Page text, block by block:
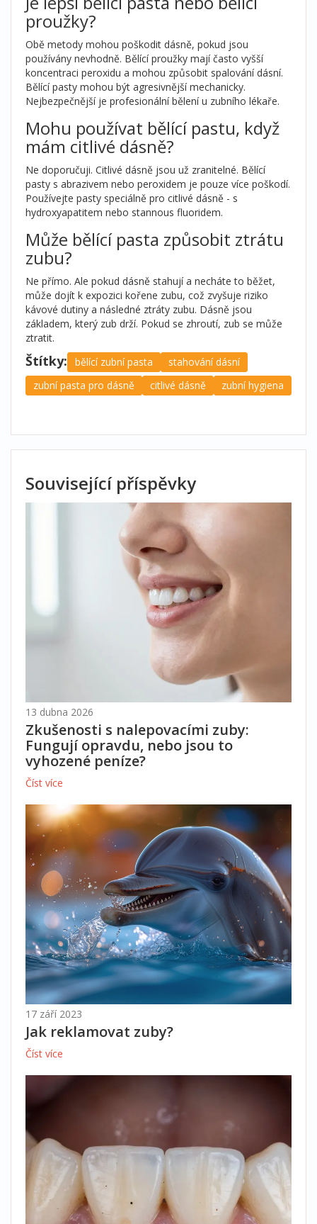
proužky?
Obě metody mohou poškodit dásně, pokud jsou
používány nevhodně. Bělící proužky mají často vyšší
koncentraci peroxidu a mohou způsobit spalování dásní.
Bělící pasty mohou být agresivnější mechanicky.
Nejbezpečnější je profesionální bělení u zubního lékaře.
Mohu používat bělící pastu, když
mám citlivé dásně?
Ne doporučuji. Citlivé dásně jsou už zranitelné. Bělící
pasty s abrazivem nebo peroxidem je pouze více poškodí.
Používejte pasty speciálně pro citlivé dásně - s
hydroxyapatitem nebo stannous fluoridem.
Může bělící pasta způsobit ztrátu
zubu?
Ne přímo. Ale pokud dásně stahují a necháte to běžet,
může dojít k expozici kořene zubu, což zvyšuje riziko
kávové dutiny a následné ztráty zubu. Dásně jsou
základem, který zub drží. Pokud se zhroutí, zub se může
ztratit.
Štítky: bělící zubní pasta
stahování dásní
zubní pasta pro dásně
citlivé dásně zubní hygiena
Související příspěvky
13 dubna 2026
Zkušenosti s nalepovacími zuby:
Fungují opravdu, nebo jsou to
vyhozené peníze?
Číst více
17 září 2023
Jak reklamovat zuby?
Číst více